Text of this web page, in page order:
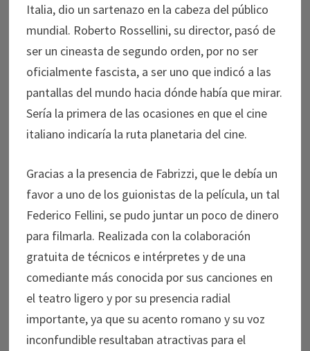
Italia, dio un sartenazo en la cabeza del público
mundial. Roberto Rossellini, su director, pasó de
ser un cineasta de segundo orden, por no ser
oficialmente fascista, a ser uno que indicó a las
pantallas del mundo hacia dónde había que mirar.
Sería la primera de las ocasiones en que el cine
italiano indicaría la ruta planetaria del cine.
Gracias a la presencia de Fabrizzi, que le debía un
favor a uno de los guionistas de la película, un tal
Federico Fellini, se pudo juntar un poco de dinero
para filmarla. Realizada con la colaboración
gratuita de técnicos e intérpretes y de una
comediante más conocida por sus canciones en
el teatro ligero y por su presencia radial
importante, ya que su acento romano y su voz
inconfundible resultaban atractivas para el